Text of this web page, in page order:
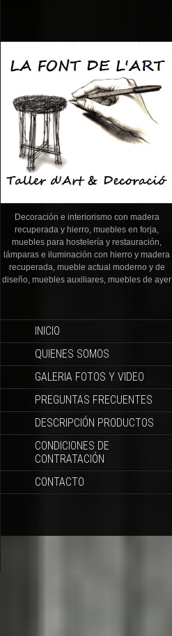
Decoración e interiorismo con madera
recuperada y hierro, muebles en forja,
muebles para hostelería y restauración,
lámparas e iluminación con hierro y madera
recuperada, mueble actual moderno y de
diseño, muebles auxiliares, muebles de ayer
INICIO
QUIENES SOMOS
GALERIA FOTOS Y VIDEO
PREGUNTAS FRECUENTES
DESCRIPCIÓN PRODUCTOS
CONDICIONES DE
CONTRATACIÓN
CONTACTO